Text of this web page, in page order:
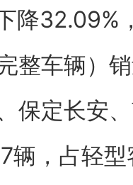
降32.09%
整车辆）
保定长安
辆，占轻